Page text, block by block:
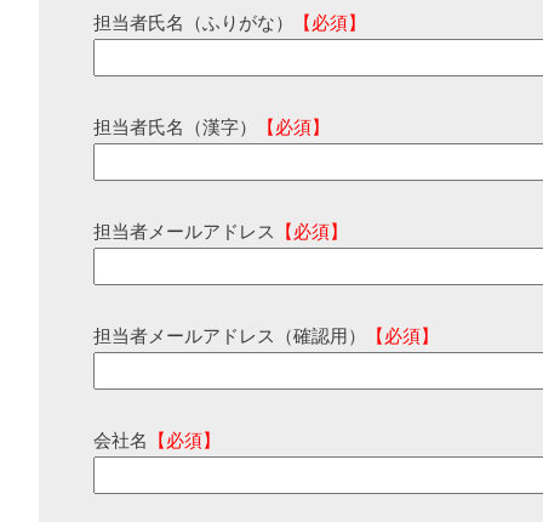
担当者氏名（ふりがな） 【必須】
担当者氏名（漢字） 【必須】
担当者メールアドレス 【必須】
担当者メールアドレス（確認用） 【必須】
会社名 【必須】